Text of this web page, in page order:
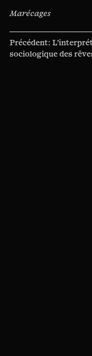
Marécages
Navigation
de
Précédent:
sociologique des